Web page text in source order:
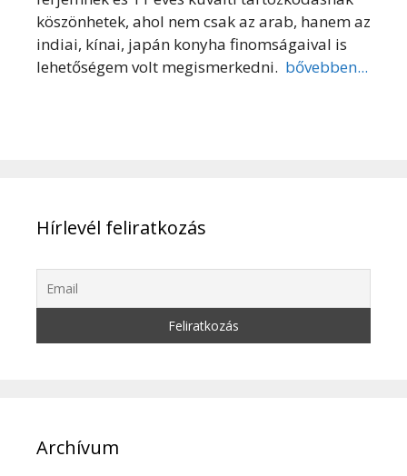
köszönhetek, ahol nem csak az arab, hanem az
indiai, kínai, japán konyha finomságaival is
lehetőségem volt megismerkedni. bővebben...
Hírlevél feliratkozás
Archívum